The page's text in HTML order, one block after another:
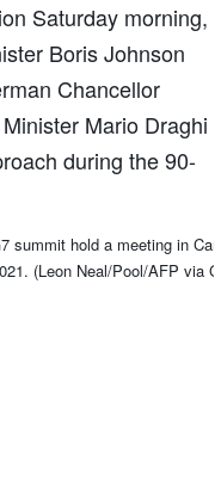
Saturday morning,
Boris Johnson
Chancellor
Mario Draghi
during the 90-